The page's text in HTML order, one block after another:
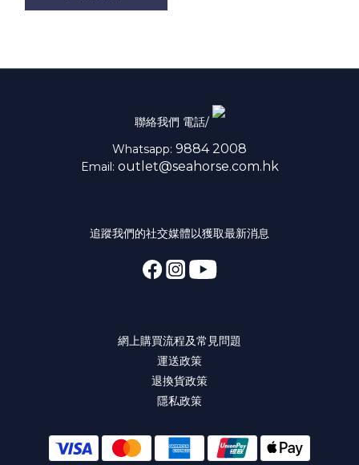
聯絡我們 電話/
Whatsapp: 9884 2008
Email: outlet@seahorse.com.hk
追蹤我們的社交媒體以獲取最新消息
網上購買流程及常見問題
運送政策
退換貨政策
隱私政策